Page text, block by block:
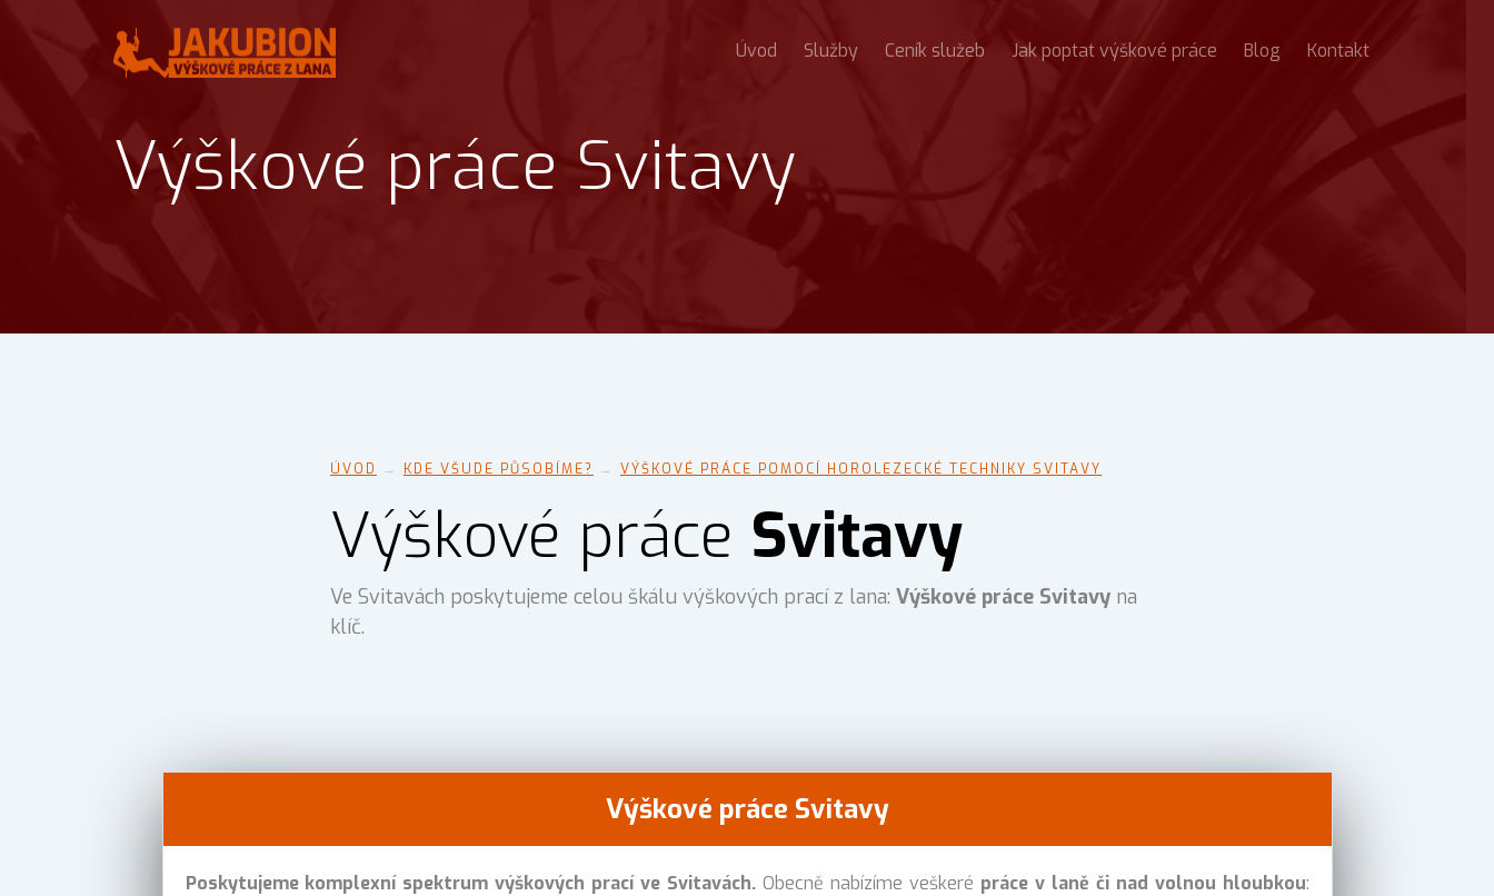
Úvod Služby Ceník služeb Jak poptat výškové práce Blog Kontakt
Výškové práce Svitavy
ÚVOD → KDE VŠUDE PŮSOBÍME? → VÝŠKOVÉ PRÁCE POMOCÍ HOROLEZECKÉ TECHNIKY SVITAVY
Výškové práce Svitavy
Ve Svitavách poskytujeme celou škálu výškových prací z lana: Výškové práce Svitavy na
klíč.
Výškové práce Svitavy
Poskytujeme komplexní spektrum výškových prací ve Svitavách. Obecně nabízíme veškeré práce v laně či nad volnou hloubkou: